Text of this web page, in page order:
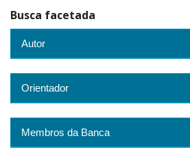
Busca facetada
Autor
Orientador
Membros da Banca